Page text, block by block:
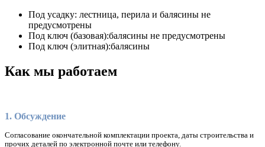
Под усадку: лестница, перила и балясины не
предусмотрены
Под ключ (базовая):балясины не предусмотрены
Под ключ (элитная):балясины
Как мы работаем
1. Обсуждение
Согласование окончательной комплектации проекта, даты строительства и
прочих деталей по электронной почте или телефону.